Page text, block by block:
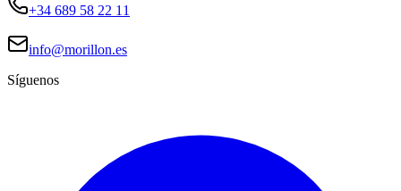
+34 689 58 22 11
info@morillon.es
Síguenos